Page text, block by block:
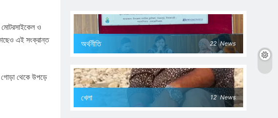
মোটরসাইকেল ও
এই সংক্রান্ত
গোড়া থেকে উপড়ে
অর্থনীতি 22 News
খেলা 12 News